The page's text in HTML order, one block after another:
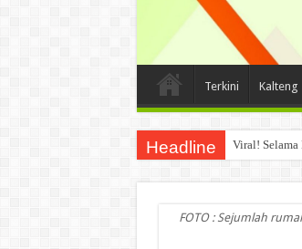
Terkini Kalteng
Headline Viral! Selama
FOTO : Sejumlah